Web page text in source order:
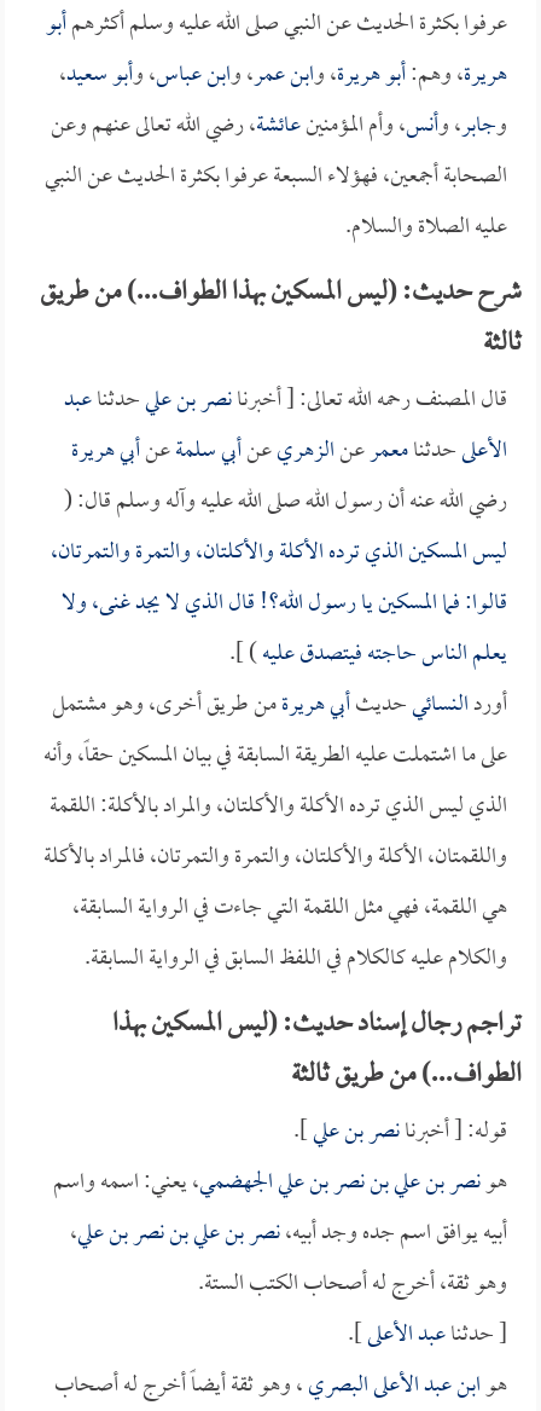
عرفوا بكثرة الحديث عن النبي صلى الله عليه وسلم أكثرهمأبو
هريرة، وهم:أبو هريرة، وابن عمر، وابن عباس، وأبو سعيد،
وجابر، وأنس، وأم المؤمنينعائشة، رضي الله تعالى عنهم وعن
الصحابة أجمعين، فهؤلاء السبعة عرفوا بكثرة الحديث عن النبي
عليه الصلاة والسلام.
شرح حديث: (ليس المسكين بهذا الطواف...) من طريق
ثالثة
قال المصنف رحمه الله تعالى: [ أخبرنانصر بن عليحدثناعبد
الأعلىحدثنامعمرعنالزهريعنأبي سلمةعنأبي هريرة
رضي الله عنه أن رسول الله صلى الله عليه وآله وسلم قال: (
ليس المسكين الذي ترده الأكلة والأكلتان، والتمرة والتمرتان،
قالوا: فما المسكين يا رسول الله؟! قال الذي لا يجد غنى، ولا
يعلم الناس حاجته فيتصدق عليه) ].
أوردالنسائيحديثأبي هريرةمن طريق أخرى، وهو مشتمل
على ما اشتملت عليه الطريقة السابقة في بيان المسكين حقاً، وأنه
الذي ليس الذي ترده الأكلة والأكلتان، والمراد بالأكلة: اللقمة
واللقمتان، الأكلة والأكلتان، والتمرة والتمرتان، فالمراد بالأكلة
هي اللقمة، فهي مثل اللقمة التي جاءت في الرواية السابقة،
والكلام عليه كالكلام في اللفظ السابق في الرواية السابقة.
تراجم رجال إسناد حديث: (ليس المسكين بهذا
الطواف...) من طريق ثالثة
قوله: [ أخبرنانصر بن علي].
هونصر بن علي بن نصر بن علي الجهضمي، يعني: اسمه واسم
أبيه يوافق اسم جده وجد أبيه،نصر بن علي بن نصر بن علي،
وهو ثقة، أخرج له أصحاب الكتب الستة.
[ حدثناعبد الأعلى].
هوابن عبد الأعلى البصري، وهو ثقة أيضاً أخرج له أصحاب